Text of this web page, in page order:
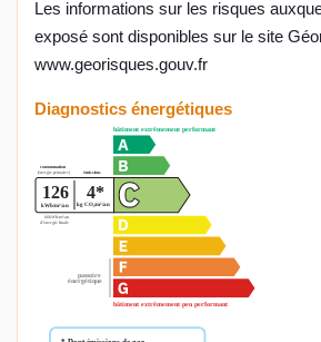
Les informations sur les risques
exposé sont disponibles sur le site
www.georisques.gouv.fr
Diagnostics énergétiques